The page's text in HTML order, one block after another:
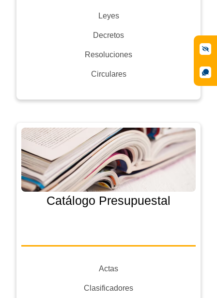
Leyes
Decretos
Resoluciones
Circulares
Catálogo Presupuestal
Actas
Clasificadores